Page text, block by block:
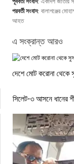
পরবর্তী সংবাদ: বালাগঞ্জের
আহত
এ সংক্রান্ত আরও
দেশে মোট করোনা
সিলেট-৩ আসনে ধানের